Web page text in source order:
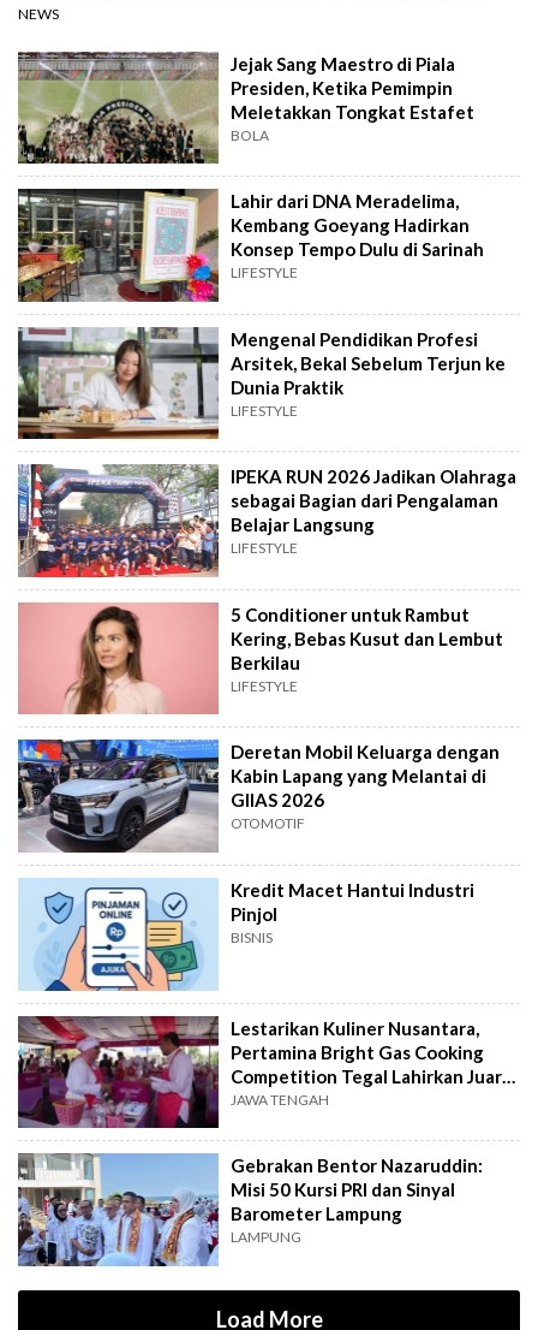
NEWS
Jejak Sang Maestro di Piala
Presiden, Ketika Pemimpin
Meletakkan Tongkat Estafet
BOLA
Lahir dari DNA Meradelima,
Kembang Goeyang Hadirkan
Konsep Tempo Dulu di Sarinah
LIFESTYLE
Mengenal Pendidikan Profesi
Arsitek, Bekal Sebelum Terjun ke
Dunia Praktik
LIFESTYLE
IPEKA RUN 2026 Jadikan Olahraga
sebagai Bagian dari Pengalaman
Belajar Langsung
LIFESTYLE
5 Conditioner untuk Rambut
Kering, Bebas Kusut dan Lembut
Berkilau
LIFESTYLE
Deretan Mobil Keluarga dengan
Kabin Lapang yang Melantai di
GIIAS 2026
OTOMOTIF
Kredit Macet Hantui Industri
Pinjol
BISNIS
Lestarikan Kuliner Nusantara,
Pertamina Bright Gas Cooking
Competition Tegal Lahirkan Juara
Baru
JAWA TENGAH
Gebrakan Bentor Nazaruddin:
Misi 50 Kursi PRI dan Sinyal
Barometer Lampung
LAMPUNG
Load More